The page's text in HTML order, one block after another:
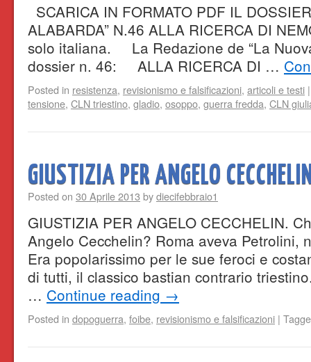
SCARICA IN FORMATO PDF IL
ALABARDA” N.46 ALLA RICERCA DI
solo italiana. La Redazione de “La
dossier n. 46: ALLA RICERCA DI …
Posted in resistenza, revisionismo e falsificazioni, articoli e testi |
tensione, CLN triestino, gladio, osoppo, guerra fredda, CLN
GIUSTIZIA PER ANGELO
Posted on 30 Aprile 2013 bydiecifebbraio1
GIUSTIZIA PER ANGELO CECCHELIN.
Angelo Cecchelin? Roma aveva Petrolini,
Era popolarissimo per le sue feroci e
di tutti, il classico bastian contrario
… Continue reading →
Posted in dopoguerra, foibe, revisionismo e falsificazioni |